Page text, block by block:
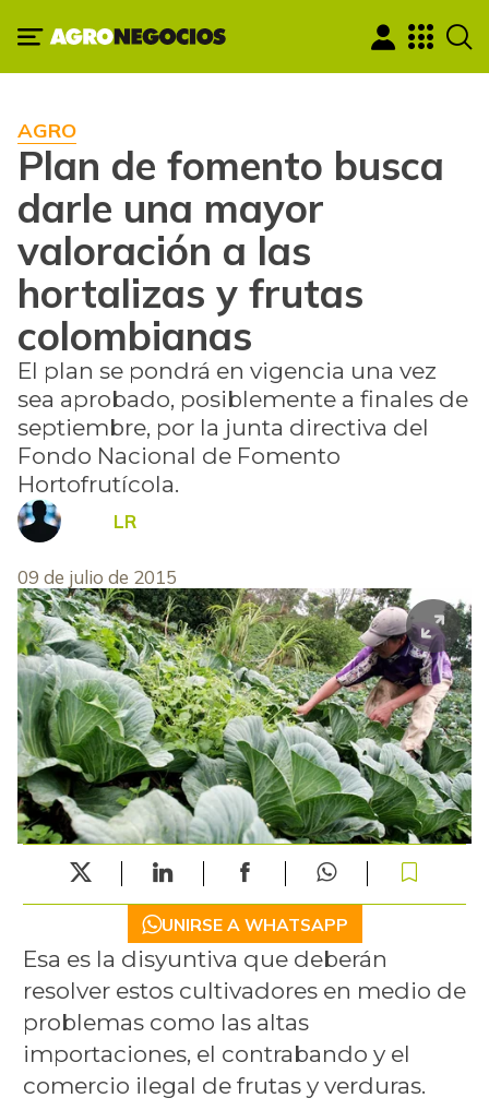
AGRO
Plan de fomento busca
darle una mayor
valoración a las
hortalizas y frutas
colombianas
El plan se pondrá en vigencia una vez
sea aprobado, posiblemente a finales de
septiembre, por la junta directiva del
Fondo Nacional de Fomento
Hortofrutícola.
LR
09 de julio de 2015
UNIRSE A WHATSAPP
Esa es la disyuntiva que deberán
resolver estos cultivadores en medio de
problemas como las altas
importaciones, el contrabando y el
comercio ilegal de frutas y verduras.